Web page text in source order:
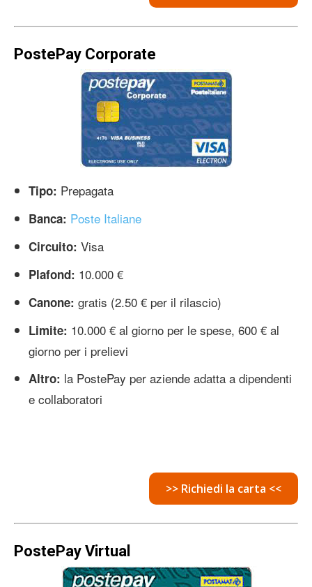
PostePay Corporate
Tipo: Prepagata
Banca: Poste Italiane
Circuito: Visa
Plafond: 10.000 €
Canone: gratis (2.50 € per il rilascio)
Limite: 10.000 € al giorno per le spese, 600 € al
giorno per i prelievi
Altro: la PostePay per aziende adatta a dipendenti
e collaboratori
>> Richiedi la carta <<
PostePay Virtual